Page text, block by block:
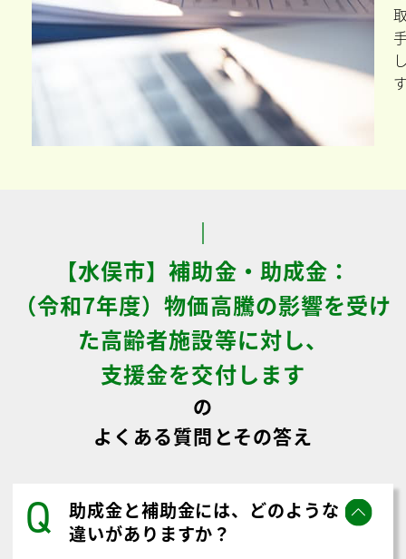
【水俣市】補助金・助成金：
（令和7年度）物価高騰の影響を受け
た高齢者施設等に対し、
支援金を交付します
の
よくある質問とその答え
Q
助成金と補助金には、どのような
違いがありますか？